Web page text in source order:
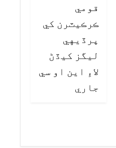
قومي
ڪرڪيٽرن کي
پرڏيهي
ليگز کيڏڻ
لاءِ اين او سي
جاري